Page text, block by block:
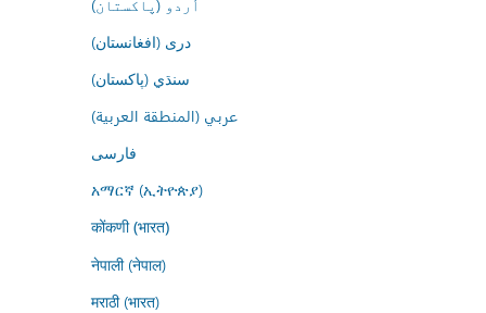
اُردو (پاکستان)
درى (افغانستان)
سنڌي (پاکستان)
عربي (المنطقة العربية)
فارسى
አማርኛ (ኢትዮጵያ)
कोंकणी (भारत)
नेपाली (नेपाल)
मराठी (भारत)